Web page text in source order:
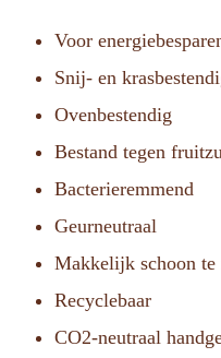
Voor
Snij- en
Ovenbestendig
Bestand tegen
Bacterieremmend
Geurneutraal
Makkelijk schoon te
Recyclebaar
CO2-neutraal